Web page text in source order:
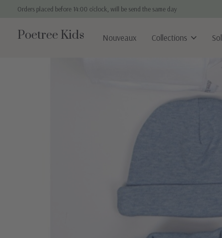
Orders placed before 14:00 o'clock, will be send the same day
Poetree Kids Nouveaux Collections